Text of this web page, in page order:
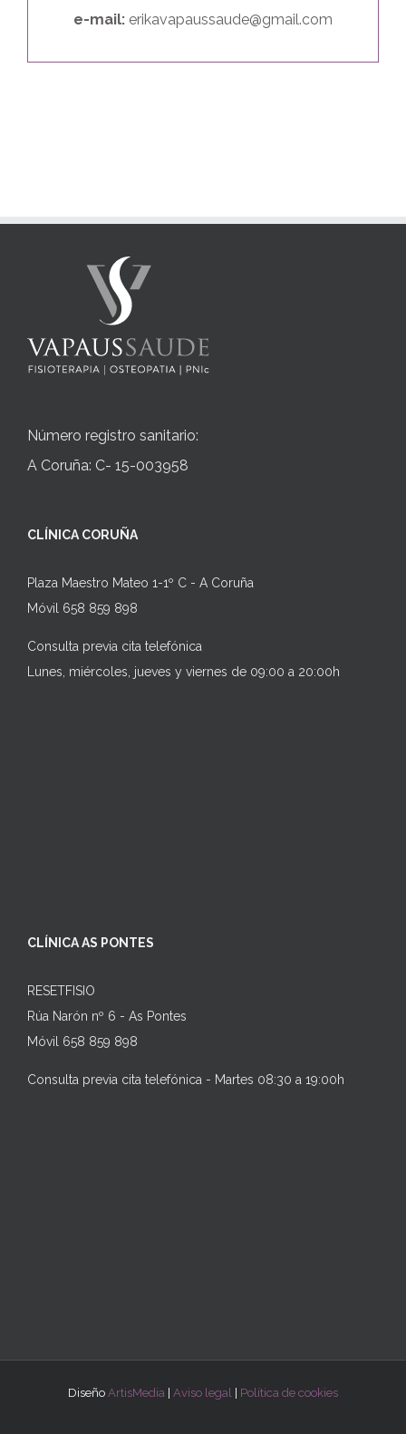
e-mail: erikavapaussaude@gmail.com
Número registro sanitario:
A Coruña: C- 15-003958
CLÍNICA CORUÑA
Plaza Maestro Mateo 1-1º C - A Coruña
Móvil 658 859 898
Consulta previa cita telefónica
Lunes, miércoles, jueves y viernes de 09:00 a 20:00h
CLÍNICA AS PONTES
RESETFISIO
Rúa Narón nº 6 - As Pontes
Móvil 658 859 898
Consulta previa cita telefónica - Martes 08:30 a 19:00h
Diseño ArtisMedia Aviso legal Política de cookies